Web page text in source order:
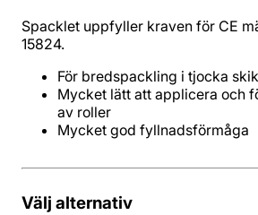
Spacklet uppfyller kraven för CE
15824.
Mycket lätt att applicera och
Mycket god fyllnadsförmåga
Välj alternativ